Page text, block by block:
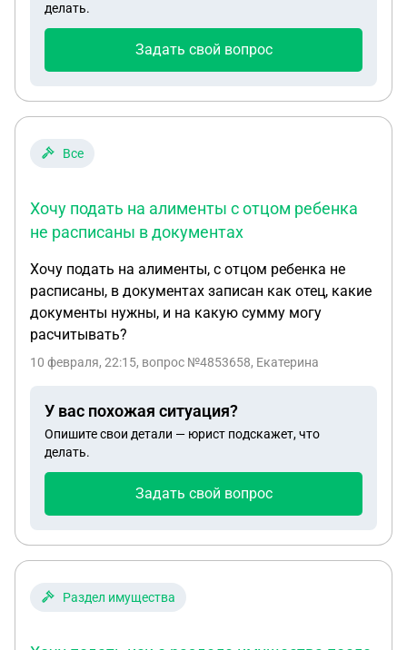
делать.
Задать свой вопрос
Все
Хочу подать на алименты с отцом ребенка
не расписаны в документах
Хочу подать на алименты, с отцом ребенка не
расписаны, в документах записан как отец, какие
документы нужны, и на какую сумму могу
расчитывать?
10 февраля, 22:15, вопрос №4853658, Екатерина
У вас похожая ситуация?
Опишите свои детали — юрист подскажет, что
делать.
Задать свой вопрос
Раздел имущества